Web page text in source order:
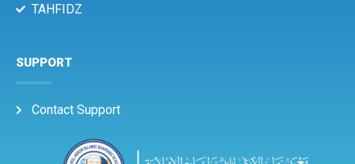
TAHFIDZ
SUPPORT
Contact Support